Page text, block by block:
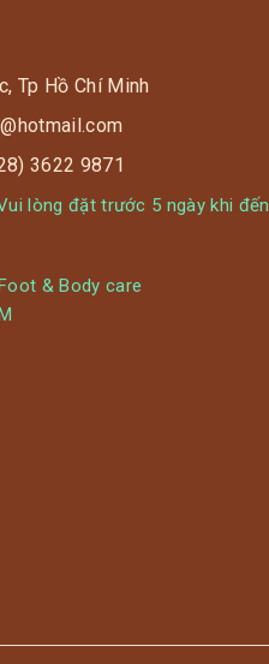
Tp Hồ Chí Minh
3622 9871
lòng đặt trước 5 ngày khi đến
& Body care